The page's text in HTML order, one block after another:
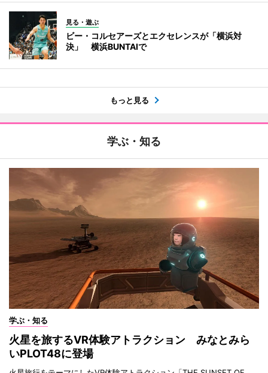
見る・遊ぶ
ビー・コルセアーズとエクセレンスが「横浜対
決」 横浜BUNTAIで
もっと見る
学ぶ・知る
学ぶ・知る
火星を旅するVR体験アトラクション みなとみら
いPLOT48に登場